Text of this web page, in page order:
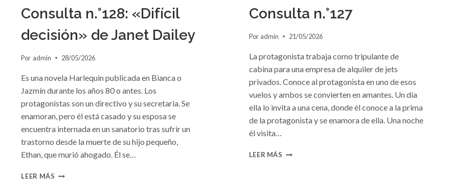
Consulta n.°128: «Difícil
decisión» de Janet Dailey
Por admin 28/05/2026
Es una novela Harlequin publicada en Bianca o
Jazmín durante los años 80 o antes. Los
protagonistas son un directivo y su secretaria. Se
enamoran, pero él está casado y su esposa se
encuentra internada en un sanatorio tras sufrir un
trastorno desde la muerte de su hijo pequeño,
Ethan, que murió ahogado. Él se…
LEER MÁS CONSULTA
Consulta n.°127
Por admin 21/05/2026
La protagonista trabaja como tripulante de
cabina para una empresa de alquiler de jets
privados. Conoce al protagonista en uno de esos
vuelos y ambos se convierten en amantes. Un día
ella lo invita a una cena, donde él conoce a la prima
de la protagonista y se enamora de ella. Una noche
él visita…
LEER MÁS CONSULTA